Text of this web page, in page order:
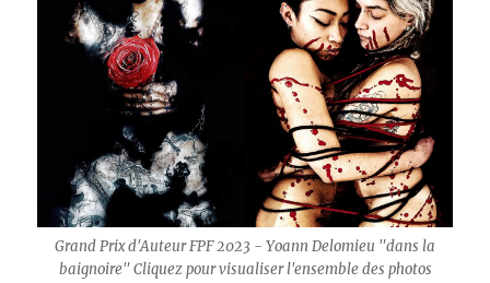
Grand Prix d'Auteur FPF 2023 - Yoann Delomieu "dans la
baignoire" Cliquez pour visualiser l'ensemble des photos